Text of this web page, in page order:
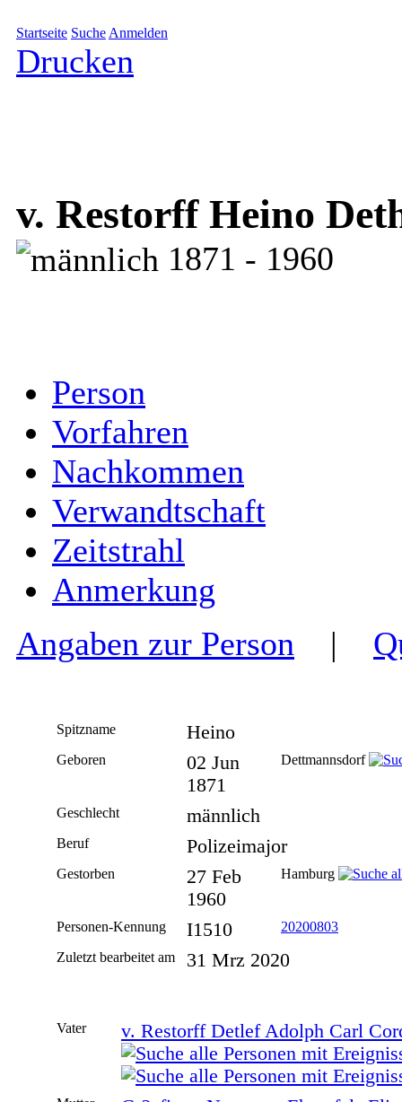
Startseite Suche Anmelden
Drucken
v. Restorff Heino
1871 - 1960
Person
Vorfahren
Nachkommen
Verwandtschaft
Zeitstrahl
Anmerkung
Angaben zur Person |
Spitzname Heino
Geboren
02 Jun
1871
Dettmannsdorf
Geschlecht männlich
Beruf Polizeimajor
Gestorben
27 Feb
1960
Hamburg
Personen-Kennung I1510
20200803
Zuletzt bearbeitet am
31 Mrz 2020
Vater v. Restorff Detlef Adolph Carl